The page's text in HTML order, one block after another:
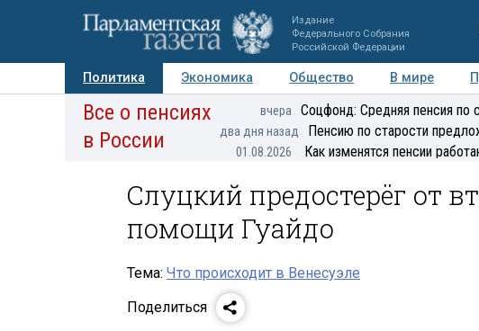
Издание
Федерального Собрания
Российской Федерации
Политика Экономика Общество В мире
Авторы Персоны Мнения Регионы
Все о пенсиях
в России
вчера Соцфонд: Средняя пенсия по
два дня назад Пенсию по старости
01.08.2026 Как изменятся пенсии
Слуцкий предостерёг от
помощи Гуайдо
Тема: Что происходит в Венесуэле
Поделиться